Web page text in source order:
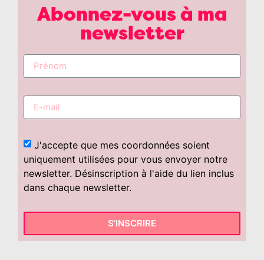
Abonnez-vous à ma
newsletter
J'accepte que mes coordonnées soient
uniquement utilisées pour vous envoyer notre
newsletter. Désinscription à l'aide du lien inclus
dans chaque newsletter.
S'INSCRIRE